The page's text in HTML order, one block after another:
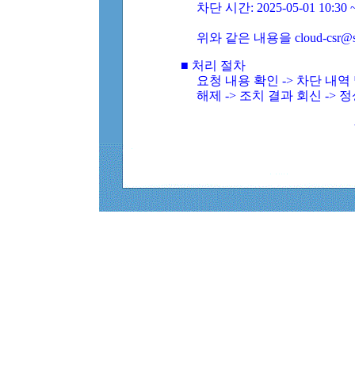
차단 시간: 2025-05-01 10:30
위와 같은 내용을 cloud-
■ 처리 절차
요청 내용 확인 -> 차단 내
해제 -> 조치 결과 회신 ->